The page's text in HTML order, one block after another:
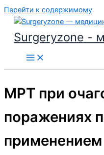
Перейти к содержимому
Surgeryzone -
МРТ при
поражениях
применением